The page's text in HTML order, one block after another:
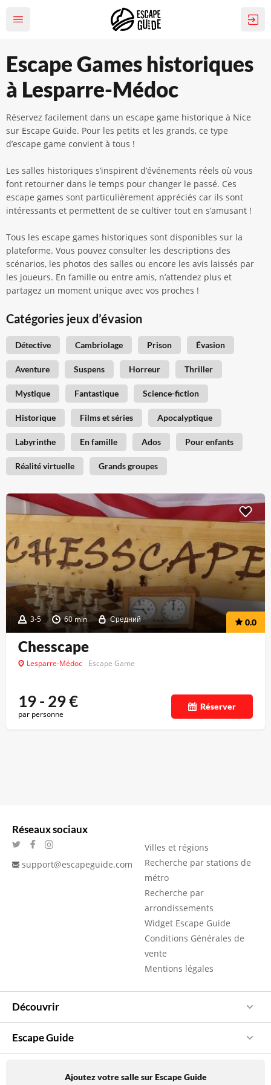
Escape Games historiques
à Lesparre-Médoc
Réservez facilement dans un escape game historique à Nice
sur Escape Guide. Pour les petits et les grands, ce type
d’escape game convient à tous !
Les salles historiques s’inspirent d’événements réels où vous
font retourner dans le temps pour changer le passé. Ces
escape games sont particulièrement appréciés car ils sont
intéressants et permettent de se cultiver tout en s’amusant !
Tous les escape games historiques sont disponibles sur la
plateforme. Vous pouvez consulter les descriptions des
scénarios, les photos des salles ou encore les avis laissés par
les joueurs. En famille ou entre amis, n’attendez plus et
partagez un moment unique avec vos proches !
Catégories jeux d’évasion
Détective Cambriolage Prison Évasion
Aventure Suspens Horreur Thriller
Mystique Fantastique Science-fiction
Historique Films et séries Apocalyptique
Labyrinthe En famille Ados Pour enfants
Réalité virtuelle Grands groupes
3-5 60 min Средний 0.0
Chesscape
Lesparre-Médoc Escape Game
19 - 29€
par personne
Réserver
Réseaux sociaux
support@escapeguide.com
Villes et régions
Recherche par stations de
métro
Recherche par
arrondissements
Widget Escape Guide
Conditions Générales de
vente
Mentions légales
Découvrir
Escape Guide
Ajoutez votre salle sur Escape Guide